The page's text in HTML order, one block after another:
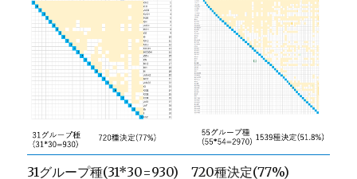
31グループ種(31*30=930) 720種決定(77%)